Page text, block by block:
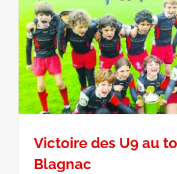
Victoire des U9 au
Blagnac